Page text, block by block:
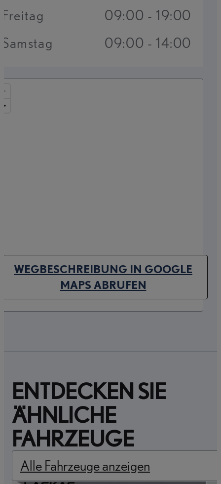
WEGBESCHREIBUNG IN GOOGLE
MAPS ABRUFEN(OPENS IN NEW TAB)
Freitag
09:00 - 19:00
Samstag
09:00 - 14:00
ENTDECKEN SIE
ÄHNLICHE
FAHRZEUGE
Alle Fahrzeuge anzeigen